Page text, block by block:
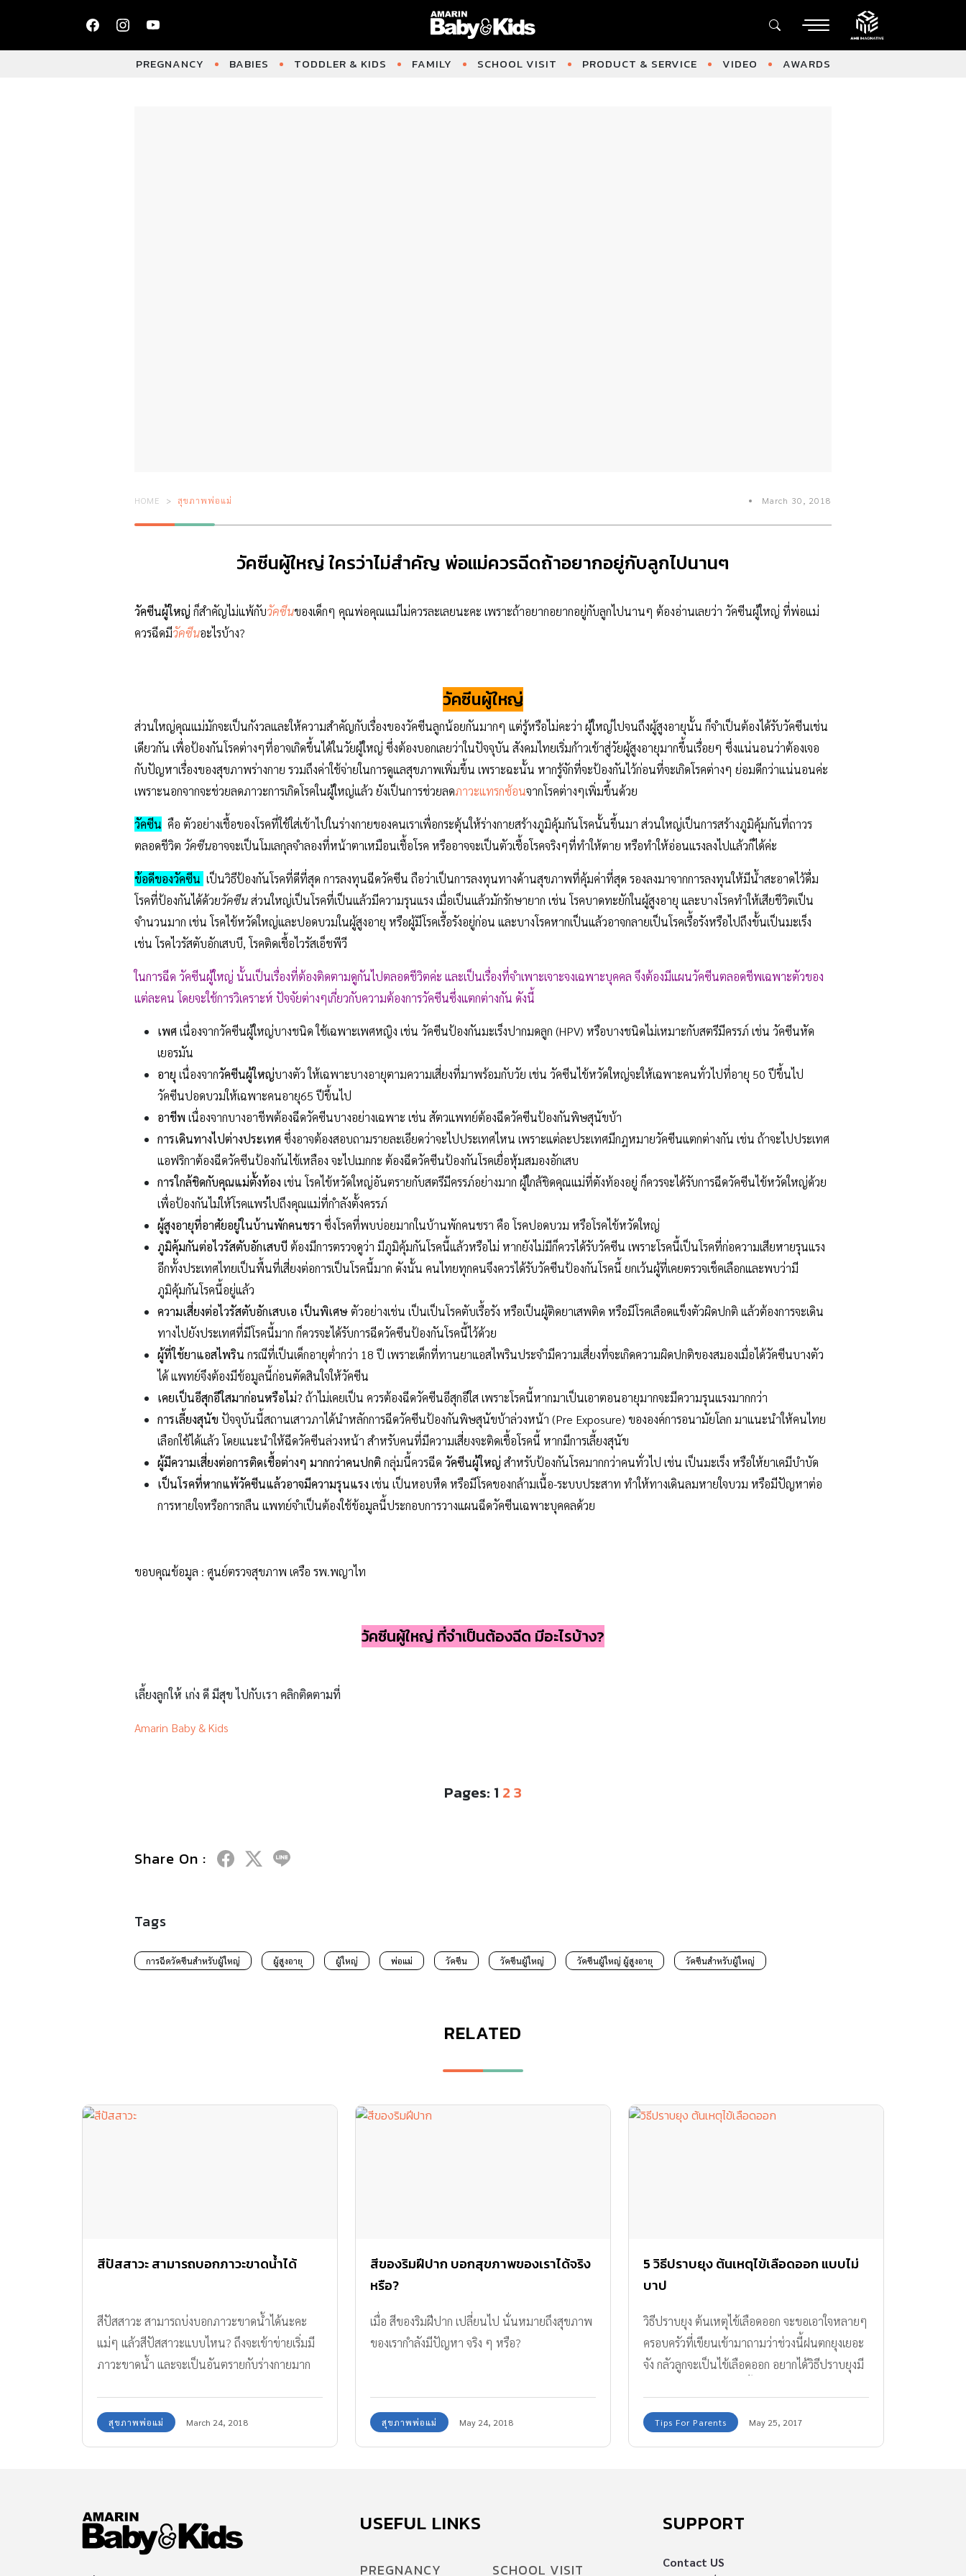
PREGNANCY BABIES TODDLER & KIDS FAMILY SCHOOL VISIT PRODUCT & SERVICE VIDEO AWARDS
HOME สุขภาพพ่อแม่ March 30, 2018
วัคซีนผู้ใหญ่ ใครว่าไม่สำคัญ พ่อแม่ควรฉีดถ้าอยากอยู่กับลูกไปนานๆ
วัคซีนผู้ใหญ่ ก็สำคัญไม่แพ้กับวัคซีนของเด็กๆ คุณพ่อคุณแม่ไม่ควรละเลยนะคะ เพราะถ้าอยากอยากอยู่กับลูกไปนานๆ ต้องอ่านเลยว่า วัคซีนผู้ใหญ่ ที่พ่อแม่
ควรฉีดมีวัคซีนอะไรบ้าง?
วัคซีนผู้ใหญ่
ส่วนใหญ่คุณแม่มักจะเป็นกังวลและให้ความสำคัญกับเรื่องของวัคซีนลูกน้อยกันมากๆ แต่รู้หรือไม่คะว่า ผู้ใหญ่ไปจนถึงผู้สูงอายุนั้น ก็จำเป็นต้องได้รับวัคซีนเช่น
เดียวกัน เพื่อป้องกันโรคต่างๆที่อาจเกิดขึ้นได้ในวัยผู้ใหญ่ ซึ่งต้องบอกเลยว่าในปัจจุบัน สังคมไทยเริ่มก้าวเข้าสู่วัยผู้สูงอายุมากขึ้นเรื่อยๆ ซึ่งแน่นอนว่าต้องเจอ
กับปัญหาเรื่องของสุขภาพร่างกาย รวมถึงค่าใช้จ่ายในการดูแลสุขภาพเพิ่มขึ้น เพราะฉะนั้น หากรู้จักที่จะป้องกันไว้ก่อนที่จะเกิดโรคต่างๆ ย่อมดีกว่าแน่นอนค่ะ
เพราะนอกจากจะช่วยลดภาวะการเกิดโรคในผู้ใหญ่แล้ว ยังเป็นการช่วยลดภาวะแทรกซ้อนจากโรคต่างๆเพิ่มขึ้นด้วย
วัคซีน คือ ตัวอย่างเชื้อของโรคที่ใช้ใส่เข้าไปในร่างกายของคนเราเพื่อกระตุ้นให้ร่างกายสร้างภูมิคุ้มกันโรคนั้นขึ้นมา ส่วนใหญ่เป็นการสร้างภูมิคุ้มกันที่ถาวร
ตลอดชีวิต วัคซีนอาจจะเป็นโมเลกุลจำลองที่หน้าตาเหมือนเชื้อโรค หรืออาจจะเป็นตัวเชื้อโรคจริงๆที่ทำให้ตาย หรือทำให้อ่อนแรงลงไปแล้วก็ได้ค่ะ
ข้อดีของวัคซีน เป็นวิธีป้องกันโรคที่ดีที่สุด การลงทุนฉีดวัคซีน ถือว่าเป็นการลงทุนทางด้านสุขภาพที่คุ้มค่าที่สุด รองลงมาจากการลงทุนให้มีน้ำสะอาดไว้ดื่ม
โรคที่ป้องกันได้ด้วยวัคซีนส่วนใหญ่เป็นโรคที่เป็นแล้วมีความรุนแรง เมื่อเป็นแล้วมักรักษายาก เช่น โรคบาดทะยักในผู้สูงอายุ และบางโรคทำให้เสียชีวิตเป็น
จำนวนมาก เช่น โรคไข้หวัดใหญ่และปอดบวมในผู้สูงอายุ หรือผู้มีโรคเรื้อรังอยู่ก่อน และบางโรคหากเป็นแล้วอาจกลายเป็นโรคเรื้อรังหรือไปถึงขั้นเป็นมะเร็ง
เช่น โรคไวรัสตับอักเสบบี, โรคติดเชื้อไวรัสเอ็ชพีวี
ในการฉีด วัคซีนผู้ใหญ่ นั้นเป็นเรื่องที่ต้องติดตามดูกันไปตลอดชีวิตค่ะ และเป็นเรื่องที่จำเพาะเจาะจงเฉพาะบุคคล จึงต้องมีแผนวัคซีนตลอดชีพเฉพาะตัวของ
แต่ละคน โดยจะใช้การวิเคราะห์ ปัจจัยต่างๆเกี่ยวกับความต้องการวัคซีนซึ่งแตกต่างกัน ดังนี้
เพศเนื่องจากวัคซีนผู้ใหญ่บางชนิด ใช้เฉพาะเพศหญิง เช่น วัคซีนป้องกันมะเร็งปากมดลูก (HPV) หรือบางชนิดไม่เหมาะกับสตรีมีครรภ์ เช่น วัคซีนหัด
เยอรมัน
อายุ เนื่องจากวัคซีนผู้ใหญ่บางตัว ให้เฉพาะบางอายุตามความเสี่ยงที่มาพร้อมกับวัย เช่น วัคซีนไข้หวัดใหญ่จะให้เฉพาะคนทั่วไปที่อายุ 50 ปีขึ้นไป
วัคซีนปอดบวมให้เฉพาะคนอายุ65 ปีขึ้นไป
อาชีพ เนื่องจากบางอาชีพต้องฉีดวัคซีนบางอย่างเฉพาะ เช่น สัตวแพทย์ต้องฉีดวัคซีนป้องกันพิษสุนัขบ้า
การเดินทางไปต่างประเทศซึ่งอาจต้องสอบถามรายละเอียดว่าจะไปประเทศไหน เพราะแต่ละประเทศมีกฎหมายวัคซีนแตกต่างกัน เช่น ถ้าจะไปประเทศ
แอฟริกาต้องฉีดวัคซีนป้องกันไข้เหลือง จะไปเมกกะ ต้องฉีดวัคซีนป้องกันโรคเยื่อหุ้มสมองอักเสบ
การใกล้ชิดกับคุณแม่ตั้งท้อง เช่น โรคไข้หวัดใหญ่อันตรายกับสตรีมีครรภ์อย่างมาก ผู้ใกล้ชิดคุณแม่ที่ตังท้องอยู่ ก็ควรจะได้รับการฉีดวัคซีนไข้หวัดใหญ่ด้วย
เพื่อป้องกันไม่ให้โรคแพร่ไปถึงคุณแม่ที่กำลังตั้งครรภ์
ผู้สูงอายุที่อาศัยอยู่ในบ้านพักคนชรา ซึ่งโรคที่พบบ่อยมากในบ้านพักคนชรา คือ โรคปอดบวม หรือโรคไข้หวัดใหญ่
ภูมิคุ้มกันต่อไวรัสตับอักเสบบีต้องมีการตรวจดูว่า มีภูมิคุ้มกันโรคนี้แล้วหรือไม่ หากยังไม่มีก็ควรได้รับวัคซีน เพราะโรคนี้เป็นโรคที่ก่อความเสียหายรุนแรง
อีกทั้งประเทศไทยเป็นพื้นที่เสี่ยงต่อการเป็นโรคนี้มาก ดังนั้น คนไทยทุกคนจึงควรได้รับวัคซีนป้องกันโรคนี้ ยกเว้นผู้ที่เคยตรวจเช็คเลือกและพบว่ามี
ภูมิคุ้มกันโรคนี้อยู่แล้ว
ความเสี่ยงต่อไวรัสตับอักเสบเอ เป็นพิเศษตัวอย่างเช่น เป็นเป็นโรคตับเรื้อรัง หรือเป็นผู้ติดยาเสพติด หรือมีโรคเลือดแข็งตัวผิดปกติ แล้วต้องการจะเดิน
ทางไปยังประเทศที่มีโรคนี้มาก ก็ควรจะได้รับการฉีดวัคซีนป้องกันโรคนี้ไว้ด้วย
ผู้ที่ใช้ยาแอสไพริน กรณีที่เป็นเด็กอายุต่ำกว่า 18 ปี เพราะเด็กที่ทานยาแอสไพรินประจำมีความเสี่ยงที่จะเกิดความผิดปกติของสมองเมื่อได้วัคซีนบางตัว
ได้ แพทย์จึงต้องมีข้อมูลนี้ก่อนตัดสินใจให้วัคซีน
เคยเป็นอีสุกอีใสมาก่อนหรือไม่? ถ้าไม่เคยเป็น ควรต้องฉีดวัคซีนอีสุกอีใส เพราะโรคนี้หากมาเป็นเอาตอนอายุมากจะมีความรุนแรงมากกว่า
การเลี้ยงสุนัข ปัจจุบันนี้สถานเสาวภาได้นำหลักการฉีดวัคซีนป้องกันพิษสุนัขบ้าล่วงหน้า (Pre Exposure) ขององค์การอนามัยโลก มาแนะนำให้คนไทย
เลือกใช้ได้แล้ว โดยแนะนำให้ฉีดวัคซีนล่วงหน้า สำหรับคนที่มีความเสี่ยงจะติดเชื้อโรคนี้ หากมีการเลี้ยงสุนัข
ผู้มีความเสี่ยงต่อการติดเชื้อต่างๆ มากกว่าคนปกติกลุ่มนี้ควรฉีด วัคซีนผู้ใหญ่ สำหรับป้องกันโรคมากกว่าคนทั่วไป เช่น เป็นมะเร็ง หรือให้ยาเคมีบำบัด
เป็นโรคที่หากแพ้วัคซีนแล้วอาจมีความรุนแรง เช่น เป็นหอบหืด หรือมีโรคของกล้ามเนื้อ-ระบบประสาท ทำให้ทางเดินลมหายใจบวม หรือมีปัญหาต่อ
การหายใจหรือการกลืน แพทย์จำเป็นต้องใช้ข้อมูลนี้ประกอบการวางแผนฉีดวัคซีนเฉพาะบุคคลด้วย
ขอบคุณข้อมูล : ศูนย์ตรวจสุขภาพ เครือ รพ.พญาไท
วัคซีนผู้ใหญ่ ที่จำเป็นต้องฉีด มีอะไรบ้าง?
เลี้ยงลูกให้ เก่ง ดี มีสุข ไปกับเรา คลิกติดตามที่
Amarin Baby & Kids
Pages: 1 23
Share On :
Tags
การฉีดวัคซีนสำหรับผู้ใหญ่ ผู้สูงอายุ ผู้ใหญ่ พ่อแม่ วัคซีน วัคซีนผู้ใหญ่ วัคซีนผู้ใหญ่ ผู้สูงอายุ วัคซีนสำหรับผู้ใหญ่
RELATED
สีปัสสาวะ สามารถบอกภาวะขาดน้ำได้
สีปัสสาวะ สามารถบ่งบอกภาวะขาดน้ำได้นะคะ
แม่ๆ แล้วสีปัสสาวะแบบไหน? ถึงจะเข้าข่ายเริ่มมี
ภาวะขาดน้ำ และจะเป็นอันตรายกับร่างกายมาก
สุขภาพพ่อแม่ March 24, 2018
สีของริมฝีปาก บอกสุขภาพของเราได้จริง
หรือ?
เมื่อ สีของริมฝีปาก เปลี่ยนไป นั่นหมายถึงสุขภาพ
ของเรากำลังมีปัญหา จริง ๆ หรือ?
สุขภาพพ่อแม่ May 24, 2018
5 วิธีปราบยุง ต้นเหตุไข้เลือดออก แบบไม่
บาป
วิธีปราบยุง ต้นเหตุไข้เลือดออก จะขอเอาใจหลายๆ
ครอบครัวที่เขียนเข้ามาถามว่าช่วงนี้ฝนตกยุงเยอะ
จัง กลัวลูกจะเป็นไข้เลือดออก อยากได้วิธีปราบยุงมี
แนะนำวิธีปราบยุงแบบไม่บาป แต่ก็ยังได้
ประสิทธิผลดีมากๆ อีกด้วยนะคะ
Tips For Parents May 25, 2017
USEFUL LINKS
PREGNANCY SCHOOL VISIT
SUPPORT
Contact US